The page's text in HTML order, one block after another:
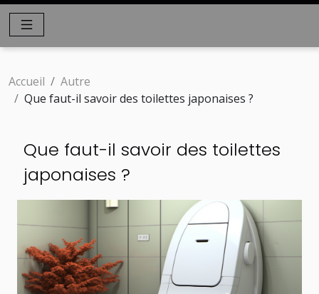
Accueil
Autre
Que faut-il savoir des toilettes japonaises ?
Que faut-il savoir des toilettes
japonaises ?